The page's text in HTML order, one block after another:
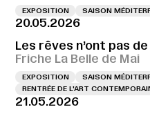
EXPOSITION SAISON
20.05.2026
Les rêves n’ont pas
Friche La Belle de Mai
EXPOSITION
SAISON
RENTRÉE DE L'ART
21.05.2026